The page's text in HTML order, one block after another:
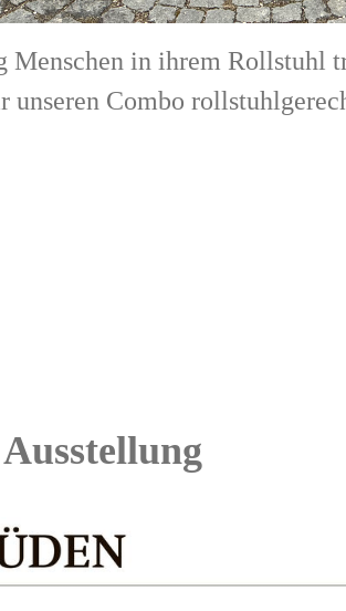
in ihrem Rollstuhl
unseren Combo